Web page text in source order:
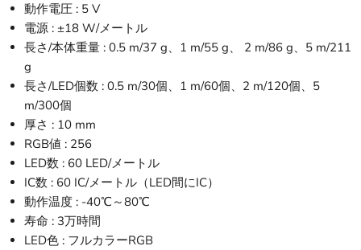
動作電圧 : 5 V
電源 : ±18 W/メートル
長さ/本体重量 : 0.5 m/37 g、1 m/55 g、 2 m/86 g、5 m/211
g
長さ/LED個数 : 0.5 m/30個、1 m/60個、2 m/120個、5
m/300個
厚さ : 10 mm
RGB値 : 256
LED数 : 60 LED/メートル
IC数 : 60 IC/メートル（LED間にIC）
動作温度 : -40℃～80℃
寿命 : 3万時間
LED色 : フルカラーRGB